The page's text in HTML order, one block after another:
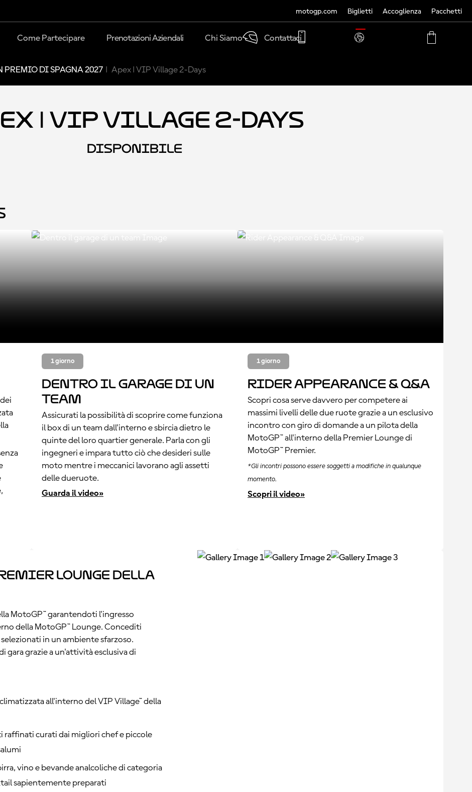
motogp.com Biglietti Accoglienza Pacchetti
TRANSLATE
MY
Come Partecipare Prenotazioni Aziendali Chi Siamo Contattaci
PREMIO DI SPAGNA 2027 Apex | VIP Village 2-Days
| VIP Village 2-Days
DISPONIBILE
1 giorno
Dentro il garage di un
team
Assicurati la possibilità di scoprire come funziona
il box di un team dall'interno e sbircia dietro le
quinte del loro quartier generale. Parla con gli
ingegneri e impara tutto ciò che desideri sulle
moto mentre i meccanici lavorano agli assetti
delle dueruote.
Guarda il video»
1 giorno
Rider Appearance & Q&A
Scopri cosa serve davvero per competere ai
massimi livelli delle due ruote grazie a un esclusivo
incontro con giro di domande a un pilota della
MotoGP™ all'interno della Premier Lounge di
MotoGP™ Premier.
*Gli incontri possono essere soggetti a modifiche in qualunque
momento.
Scopri il video»
Lounge della
MotoGP™ garantendoti l'ingresso
della MotoGP™ Lounge. Concediti
in un ambiente sfarzoso.
gara grazie a un'attività esclusiva di
all'interno del VIP Village™ della
raffinati curati dai migliori chef e piccole
vino e bevande analcoliche di categoria
sapientemente preparati